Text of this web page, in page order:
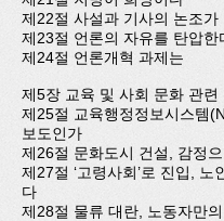
제22절 사설과 기사의 논조가
제23절 언론의 자유를 탄압한
제24절 언론개혁 과제는
제5장 교육 및 사회 문화 관련
제25절 교육행정정보시스템
보도인가
제26절 문화도시 건설, 감정
제27절 ‘고령사회’로 진입, 노
다
제28절 물류 대란, 노동자만